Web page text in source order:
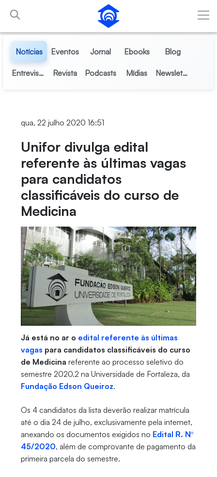
Pular para o Conteúdo principal
Notícias Eventos Jornal Ebooks Blog
Entrevistas Revista Podcasts Mídias Newsletter
qua, 22 julho 2020 16:51
Unifor divulga edital
referente às últimas vagas
para candidatos
classificáveis do curso de
Medicina
Já está no ar o edital referente às últimas
vagas para candidatos classificáveis do curso
de Medicina referente ao processo seletivo do
semestre 2020.2 na Universidade de Fortaleza, da
Fundação Edson Queiroz.
Os 4 candidatos da lista deverão realizar matrícula
até o dia 24 de julho, exclusivamente pela internet,
anexando os documentos exigidos no Edital R. Nº
45/2020, além de comprovante de pagamento da
primeira parcela do semestre.